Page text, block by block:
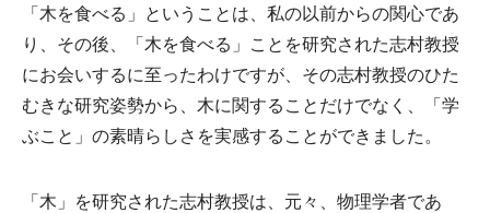
「木を食べる」ということは、私の以前からの関心であ
り、その後、「木を食べる」ことを研究された志村教授
にお会いするに至ったわけですが、その志村教授のひた
むきな研究姿勢から、木に関することだけでなく、「学
ぶこと」の素晴らしさを実感することができました。
「木」を研究された志村教授は、元々、物理学者であ